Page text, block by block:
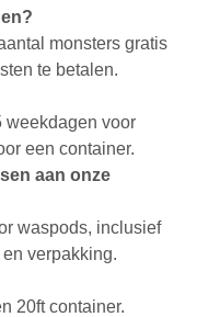
monsters gratis
te betalen.
weekdagen voor
een container.
aan onze
waspods, inclusief
verpakking.
20ft container.